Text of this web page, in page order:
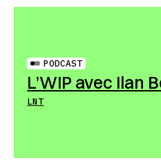
PODCAST
L’WIP avec Ilan
LNT